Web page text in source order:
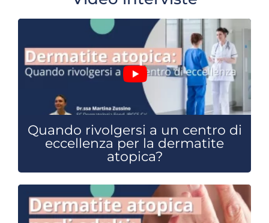
Quando rivolgersi a un centro di
eccellenza per la dermatite
atopica?